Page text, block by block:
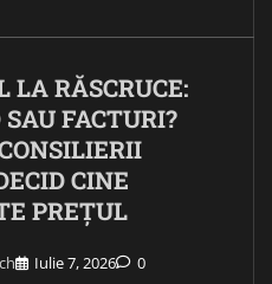
LA RĂSCRUCE:
FACTURI?
CINE
PREȚUL
Iulie 7, 2026 0